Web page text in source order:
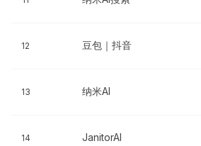
12 豆包｜抖音
13 纳米AI
14 JanitorAI